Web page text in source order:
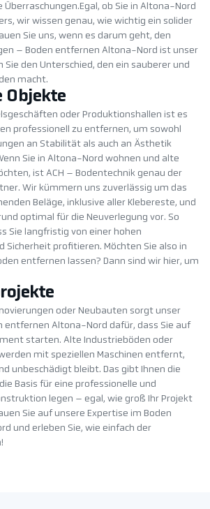
Überraschungen.Egal, ob Sie in Altona-Nord
wir wissen genau, wie wichtig ein solider
Sie uns, wenn es darum geht, den
– Boden entfernen Altona-Nord ist unser
Sie den Unterschied, den ein sauberer und
macht.
Objekte
oder Produktionshallen ist es
professionell zu entfernen, um sowohl
an Stabilität als auch an Ästhetik
Sie in Altona-Nord wohnen und alte
ist ACH – Bodentechnik genau der
Wir kümmern uns zuverlässig um das
Beläge, inklusive aller Klebereste, und
optimal für die Neuverlegung vor. So
Sie langfristig von einer hohen
Sicherheit profitieren. Möchten Sie also in
entfernen lassen? Dann sind wir hier, um
oder Neubauten sorgt unser
entfernen Altona-Nord dafür, dass Sie auf
starten. Alte Industrieböden oder
mit speziellen Maschinen entfernt,
unbeschädigt bleibt. Das gibt Ihnen die
Basis für eine professionelle und
legen – egal, wie groß Ihr Projekt
Sie auf unsere Expertise im Boden
und erleben Sie, wie einfach der